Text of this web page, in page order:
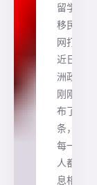
留学、
移民一
网打尽
近日澳
洲政府
刚刚宣
布了一
条，和
每一个
人都息
息相…